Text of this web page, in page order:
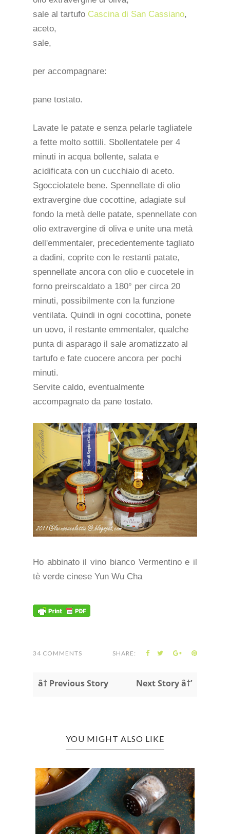
sale al tartufo Cascina di San Cassiano,
aceto,
sale,
per accompagnare:
pane tostato.
Lavate le patate e senza pelarle tagliatele
a fette molto sottili. Sbollentatele per 4
minuti in acqua bollente, salata e
acidificata con un cucchiaio di aceto.
Sgocciolatele bene. Spennellate di olio
extravergine due cocottine, adagiate sul
fondo la metà delle patate, spennellate con
olio extravergine di oliva e unite una metà
dell'emmentaler, precedentemente tagliato
a dadini, coprite con le restanti patate,
spennellate ancora con olio e cuocetele in
forno preirscaldato a 180° per circa 20
minuti, possibilmente con la funzione
ventilata. Quindi in ogni cocottina, ponete
un uovo, il restante emmentaler, qualche
punta di asparago il sale aromatizzato al
tartufo e fate cuocere ancora per pochi
minuti.
Servite caldo, eventualmente
accompagnato da pane tostato.
Ho abbinato il vino bianco Vermentino e il
tè verde cinese Yun Wu Cha
34 COMMENTS SHARE:
â† Previous Story Next Story â†’
YOU MIGHT ALSO LIKE